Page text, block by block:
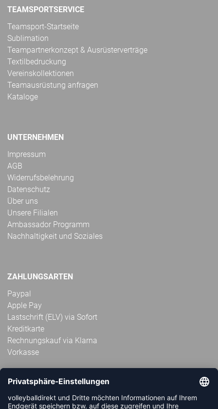
TEAMSPORTSERVICE
Teamsport-Startseite
Sublimation
Teampartnerkonzept & Ausrüsterverträge
Textilbedruckung
Vereinskollektionen
Teamausrüstung anfragen
Kataloge
UNTERNEHMEN
Impressum
AGB
Widerrufsbelehrung
Datenschutz
Über uns
Unsere Filialen
Ambassador Programm
Nachhaltigkeit und Soziales
ZAHLUNGSARTEN
Paypal
Apple Pay
Lastschrift (ELV) via Sofort
Kreditkarte
Rechnungskauf via Klarna
Vorkasse
ABONNIERE JETZT DEN KOSTENLOSEN
VOLLEYBALLDIREKT-NEWSLETTER UND VERPASSE KEINE